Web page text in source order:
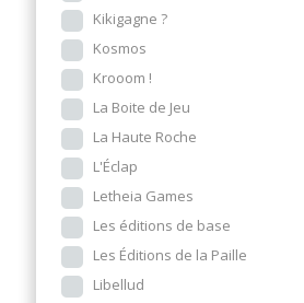
Kikigagne ?
Kosmos
Krooom !
La Boite de Jeu
La Haute Roche
L'Éclap
Letheia Games
Les éditions de base
Les Éditions de la Paille
Libellud